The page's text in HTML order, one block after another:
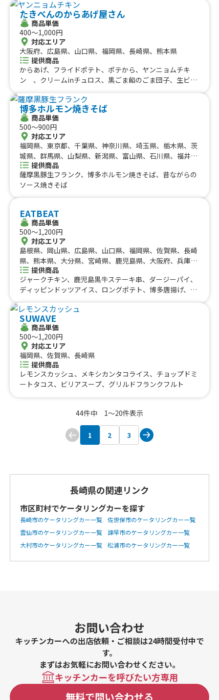
ドバーガー、アボカドバーガー、青唐辛子バーガー、絶品
チーズバーガー、佐世保バーガー
たきべんのからあげ屋さん
商品単価
400〜1,000円
対応エリア
大阪府、広島県、山口県、福岡県、長崎県、熊本県
提供商品
からあげ、フライドポテト、ポテから、ヤンニョムチキ
ン 、クリームinチュロス、黒ごま餡のごま団子、生ビー
ゴージュース・リンゴジュース・アイスコーヒー等
博多ホルモン焼きそば
商品単価
500〜900円
対応エリア
福岡県、東京都、千葉県、神奈川県、埼玉県、栃木県、茨
城県、群馬県、山梨県、新潟県、富山県、石川県、福井
県、長野県、大阪府、兵庫県、奈良県、京都府、滋賀県、
和歌山県、愛知県、静岡県、三重県、岐阜県、鳥取県、島
根県、岡山県、広島県、山口県、徳島県、香川県、愛媛
提供商品
薩摩黒豚生フランク、博多ホルモン焼きそば、昔ながらの
ソース焼きそば
EATBEAT
商品単価
500〜1,200円
対応エリア
島根県、岡山県、広島県、山口県、福岡県、佐賀県、長崎
県、熊本県、大分県、宮崎県、鹿児島県、大阪府、兵庫
県、奈良県、京都府、滋賀県、和歌山県、愛知県、静岡
県、三重県、岐阜県、鳥取県、徳島県、香川県、愛媛県、
高知県
提供商品
ジャークチキン、鹿児島黒牛ステーキ串、ダージーパイ、
ディッピンドッツアイス、ロングポテト、博多唐揚げ、博
SUWAVE
商品単価
500〜1,200円
対応エリア
福岡県、佐賀県、長崎県
提供商品
レモンスカッシュ、メキシカンタコライス、チョップドミ
ートタコス、ビリアスープ、グリルドフランクフルト
44件中 1〜20件表示
1 2 3
長崎県の関連リンク
市区町村でケータリングカーを探す
長崎市のケータリングカー一覧
佐世保市のケータリングカー一覧
雲仙市のケータリングカー一覧
諫早市のケータリングカー一覧
大村市のケータリングカー一覧
松浦市のケータリングカー一覧
お問い合わせ
キッチンカーへの出店依頼・ご相談は24時間受付中で
す。
まずはお気軽にお問い合わせください。
キッチンカーを呼びたい方専用
無料で問い合わせる